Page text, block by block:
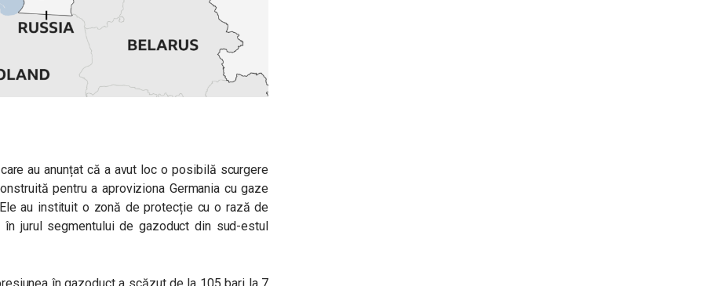
au anunțat că a avut loc o posibilă scurgere
pentru a aproviziona Germania cu gaze
au instituit o zonă de protecție cu o rază de
jurul segmentului de gazoduct din sud-estul